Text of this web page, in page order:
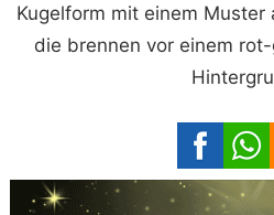
Kugelform mit einem Muster
die brennen vor einem